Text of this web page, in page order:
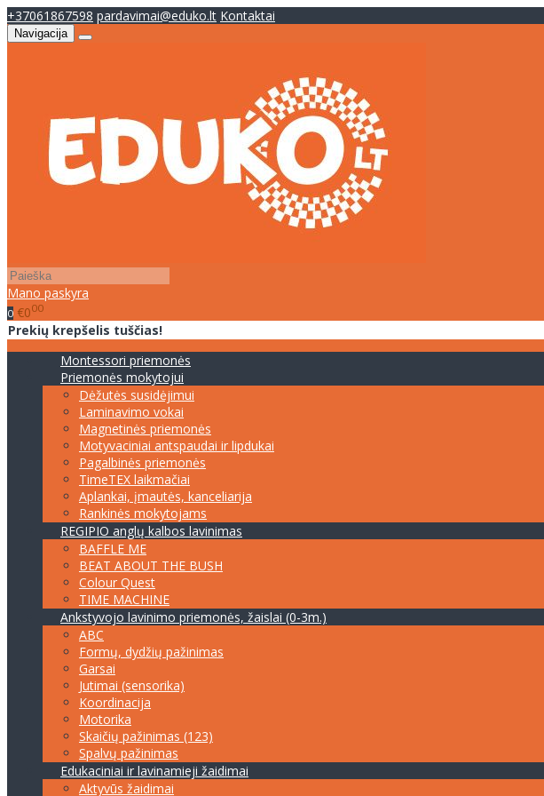
+37061867598 pardavimai@eduko.lt Kontaktai
Navigacija
Mano paskyra
0 €000
Prekių krepšelis tuščias!
Montessori priemonės
Priemonės mokytojui
Dėžutės susidėjimui
Laminavimo vokai
Magnetinės priemonės
Motyvaciniai antspaudai ir lipdukai
Pagalbinės priemonės
TimeTEX laikmačiai
Aplankai, įmautės, kanceliarija
Rankinės mokytojams
REGIPIO anglų kalbos lavinimas
BAFFLE ME
BEAT ABOUT THE BUSH
Colour Quest
TIME MACHINE
Ankstyvojo lavinimo priemonės, žaislai (0-3m.)
ABC
Formų, dydžių pažinimas
Garsai
Jutimai (sensorika)
Koordinacija
Motorika
Skaičių pažinimas (123)
Spalvų pažinimas
Edukaciniai ir lavinamieji žaidimai
Aktyvūs žaidimai